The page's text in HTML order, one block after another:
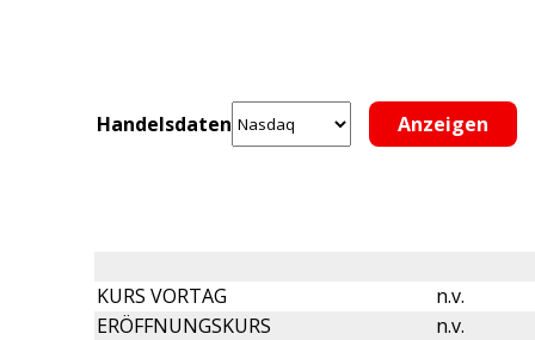
Handelsdaten
KURS VORTAG
n.v.
ERÖFFNUNGSKURS
n.v.